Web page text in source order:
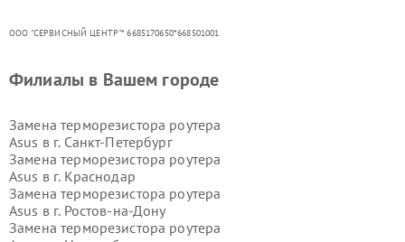
ООО "СЕРВИСНЫЙ ЦЕНТР"* 6685170650*668501001
Филиалы в Вашем городе
Замена терморезистора роутера
Asus в г. Санкт-Петербург
Замена терморезистора роутера
Asus в г. Краснодар
Замена терморезистора роутера
Asus в г. Ростов-на-Дону
Замена терморезистора роутера